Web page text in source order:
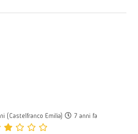
(Castelfranco Emilia) 7 anni fa